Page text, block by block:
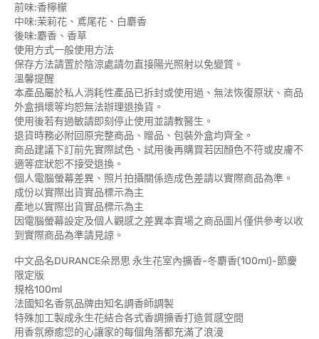
前味:香檸檬
中味:茉莉花、鳶尾花、白麝香
後味:麝香、香草
使用方式一般使用方法
保存方法請置於陰涼處請勿直接陽光照射以免變質。
溫馨提醒
本產品屬於私人消耗性產品已拆封或使用過、無法恢復原狀、商品
外盒損壞等均恕無法辦理退換貨。
使用後若有過敏請即刻停止使用並請教醫生。
退貨時務必附回原完整商品、贈品、包裝外盒均齊全。
商品建議下訂前先實際試色、試用後再購買若因顏色不符或皮膚不
適等症狀恕不接受退換。
個人電腦螢幕差異、照片拍攝關係造成色差請以實際商品為準。
成份以實際出貨實品標示為主
產地以實際出貨實品標示為主
因電腦螢幕設定及個人觀感之差異本賣場之商品圖片僅供參考以收
到實際商品為準請見諒。
中文品名DURANCE朵昂思 永生花室內擴香-冬麝香(100ml)-節慶
限定版
規格100ml
法國知名香氛品牌由知名調香師調製
特殊加工製成永生花結合各式香調擴香打造質感空間
用香氛療癒您的心讓家的每個角落都充滿了浪漫